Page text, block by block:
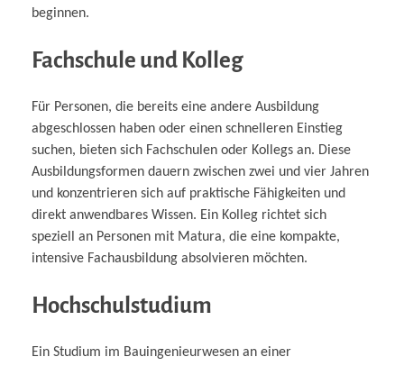
beginnen.
Fachschule und Kolleg
Für Personen, die bereits eine andere Ausbildung
abgeschlossen haben oder einen schnelleren Einstieg
suchen, bieten sich Fachschulen oder Kollegs an. Diese
Ausbildungsformen dauern zwischen zwei und vier Jahren
und konzentrieren sich auf praktische Fähigkeiten und
direkt anwendbares Wissen. Ein Kolleg richtet sich
speziell an Personen mit Matura, die eine kompakte,
intensive Fachausbildung absolvieren möchten.
Hochschulstudium
Ein Studium im Bauingenieurwesen an einer